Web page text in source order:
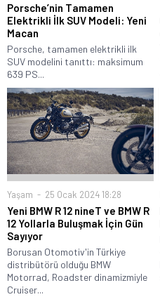
Porsche’nin Tamamen
Elektrikli İlk SUV Modeli: Yeni
Macan
Porsche, tamamen elektrikli ilk
SUV modelini tanıttı: maksimum
639 PS...
Yaşam 25 Ocak 2024 18:28
Yeni BMW R 12 nineT ve BMW R
12 Yollarla Buluşmak İçin Gün
Sayıyor
Borusan Otomotiv'in Türkiye
distribütörü olduğu BMW
Motorrad, Roadster dinamizmiyle
Cruiser...